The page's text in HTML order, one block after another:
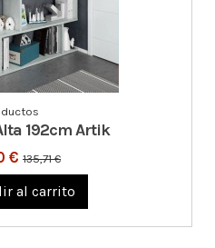
192cm Artik
€ 135,71 €
al carrito